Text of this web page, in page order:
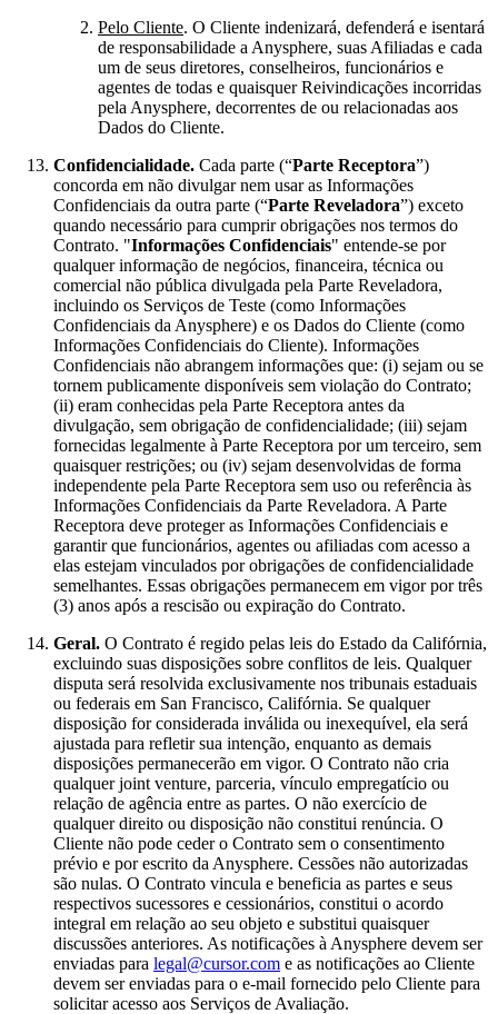
Pelo Cliente. O Cliente indenizará, defenderá e isentará
de responsabilidade a Anysphere, suas Afiliadas e cada
um de seus diretores, conselheiros, funcionários e
agentes de todas e quaisquer Reivindicações incorridas
pela Anysphere, decorrentes de ou relacionadas aos
Dados do Cliente.
Confidencialidade. Cada parte (“Parte Receptora”)
concorda em não divulgar nem usar as Informações
Confidenciais da outra parte (“Parte Reveladora”) exceto
quando necessário para cumprir obrigações nos termos do
Contrato. "Informações Confidenciais" entende-se por
qualquer informação de negócios, financeira, técnica ou
comercial não pública divulgada pela Parte Reveladora,
incluindo os Serviços de Teste (como Informações
Confidenciais da Anysphere) e os Dados do Cliente (como
Informações Confidenciais do Cliente). Informações
Confidenciais não abrangem informações que: (i) sejam ou se
tornem publicamente disponíveis sem violação do Contrato;
(ii) eram conhecidas pela Parte Receptora antes da
divulgação, sem obrigação de confidencialidade; (iii) sejam
fornecidas legalmente à Parte Receptora por um terceiro, sem
quaisquer restrições; ou (iv) sejam desenvolvidas de forma
independente pela Parte Receptora sem uso ou referência às
Informações Confidenciais da Parte Reveladora. A Parte
Receptora deve proteger as Informações Confidenciais e
garantir que funcionários, agentes ou afiliadas com acesso a
elas estejam vinculados por obrigações de confidencialidade
semelhantes. Essas obrigações permanecem em vigor por três
(3) anos após a rescisão ou expiração do Contrato.
Geral. O Contrato é regido pelas leis do Estado da Califórnia,
excluindo suas disposições sobre conflitos de leis. Qualquer
disputa será resolvida exclusivamente nos tribunais estaduais
ou federais em San Francisco, Califórnia. Se qualquer
disposição for considerada inválida ou inexequível, ela será
ajustada para refletir sua intenção, enquanto as demais
disposições permanecerão em vigor. O Contrato não cria
qualquer joint venture, parceria, vínculo empregatício ou
relação de agência entre as partes. O não exercício de
qualquer direito ou disposição não constitui renúncia. O
Cliente não pode ceder o Contrato sem o consentimento
prévio e por escrito da Anysphere. Cessões não autorizadas
são nulas. O Contrato vincula e beneficia as partes e seus
respectivos sucessores e cessionários, constitui o acordo
integral em relação ao seu objeto e substitui quaisquer
discussões anteriores. As notificações à Anysphere devem ser
enviadas para legal@cursor.com e as notificações ao Cliente
devem ser enviadas para o e-mail fornecido pelo Cliente para
solicitar acesso aos Serviços de Avaliação.